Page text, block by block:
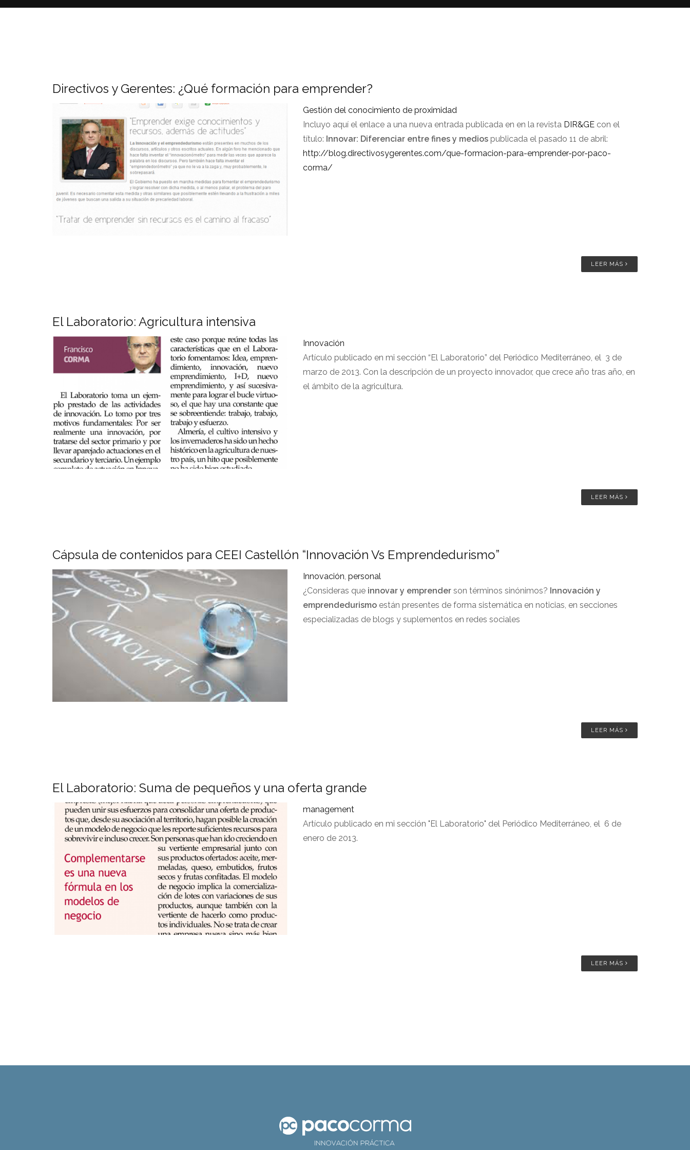
Directivos y Gerentes: ¿Qué formación para emprender?
Gestión del conocimiento de proximidad
Incluyo aquí el enlace a una nueva entrada publicada en en la revista DIR&GEcon el
título: Innovar: Diferenciar entre fines y mediospublicada el pasado 11 de abril:
http://blog.directivosygerentes.com/que-formacion-para-emprender-por-paco-
corma/
LEER MÁS
El Laboratorio: Agricultura intensiva
Innovación
Artículo publicado en mi sección “El Laboratorio” del Periódico Mediterráneo, el 3 de
marzo de 2013. Con la descripción de un proyecto innovador, que crece año tras año, en
el ámbito de la agricultura.
LEER MÁS
Cápsula de contenidos para CEEI Castellón “Innovación Vs Emprendedurismo”
Innovación, personal
¿Consideras que innovar y emprenderson términos sinónimos? Innovación y
emprendedurismoestán presentes de forma sistemática en noticias, en secciones
especializadas de blogs y suplementos en redes sociales
LEER MÁS
El Laboratorio: Suma de pequeños y una oferta grande
management
Artículo publicado en mi sección "El Laboratorio" del Periódico Mediterráneo, el 6 de
enero de 2013.
LEER MÁS